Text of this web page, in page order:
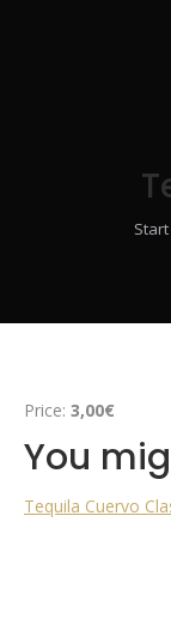
Sie
Start
Price: 3,00€
You
Tequila Cuervo